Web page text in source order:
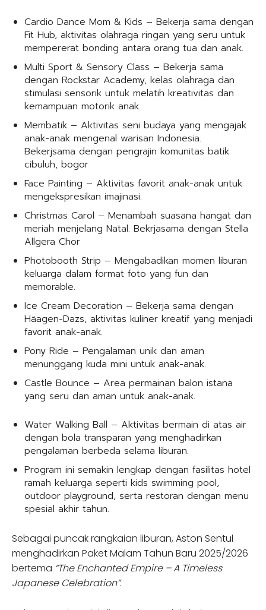
Cardio Dance Mom & Kids – Bekerja sama dengan
Fit Hub, aktivitas olahraga ringan yang seru untuk
mempererat bonding antara orang tua dan anak.
Multi Sport & Sensory Class – Bekerja sama
dengan Rockstar Academy, kelas olahraga dan
stimulasi sensorik untuk melatih kreativitas dan
kemampuan motorik anak.
Membatik – Aktivitas seni budaya yang mengajak
anak-anak mengenal warisan Indonesia.
Bekerjsama dengan pengrajin komunitas batik
cibuluh, bogor
Face Painting – Aktivitas favorit anak-anak untuk
mengekspresikan imajinasi.
Christmas Carol – Menambah suasana hangat dan
meriah menjelang Natal. Bekrjasama dengan Stella
Allgera Chor
Photobooth Strip – Mengabadikan momen liburan
keluarga dalam format foto yang fun dan
memorable.
Ice Cream Decoration – Bekerja sama dengan
Häagen-Dazs, aktivitas kuliner kreatif yang menjadi
favorit anak-anak.
Pony Ride – Pengalaman unik dan aman
menunggang kuda mini untuk anak-anak.
Castle Bounce – Area permainan balon istana
yang seru dan aman untuk anak-anak.
Water Walking Ball – Aktivitas bermain di atas air
dengan bola transparan yang menghadirkan
pengalaman berbeda selama liburan.
Program ini semakin lengkap dengan fasilitas hotel
ramah keluarga seperti kids swimming pool,
outdoor playground, serta restoran dengan menu
spesial akhir tahun.
Sebagai puncak rangkaian liburan, Aston Sentul
menghadirkan Paket Malam Tahun Baru 2025/2026
bertema “The Enchanted Empire – A Timeless
Japanese Celebration”.